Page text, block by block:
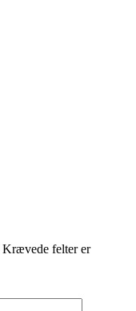
Krævede felter er